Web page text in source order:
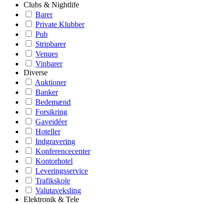
Clubs & Nightlife
Barer
Private Klubber
Pub
Stripbarer
Venues
Vinbarer
Diverse
Auktioner
Banker
Bedemænd
Forsikring
Gaveidéer
Hoteller
Indgravering
Konferencecenter
Kontorhotel
Leveringsservice
Trafikskole
Valutaveksling
Elektronik & Tele